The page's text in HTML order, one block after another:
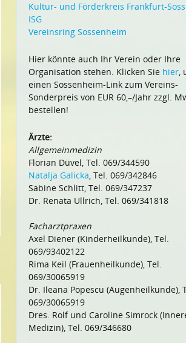
Kultur- und Förderkreis Frankfurt-
ISG
Vereinsring Sossenheim
Hier könnte auch Ihr Verein oder Ihre
Organisation stehen. Klicken Sie hier,
einen Sossenheim-Link zum Vereins-
Sonderpreis von EUR 60,–/Jahr zzgl.
bestellen!
Ärzte:
Allgemeinmedizin
Florian Düvel, Tel. 069/344590
Natalja Galicka, Tel. 069/342846
Sabine Schlitt, Tel. 069/347237
Dr. Renata Ullrich, Tel. 069/341818
Facharztpraxen
Axel Diener (Kinderheilkunde), Tel.
069/93402122
Rima Keil (Frauenheilkunde), Tel.
069/30065919
Dr. Ileana Popescu (Augenheilkunde),
069/30065919
Dres. Rolf und Caroline Simrock
Medizin), Tel. 069/346680